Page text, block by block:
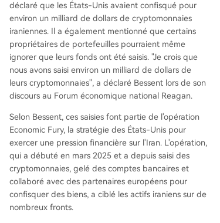
ne en ruine, avec des coupons alimentaires, des
coupures internet et des militaires impayés. Il a
également évoqué la difficulté des négociations
en raison d'une direction iranienne divisée, après
les attaques américaines et israéliennes contre d
es membres clés du régime. Ce montant de 1 mi
lliard de dollars dépasse largement les saisies pr
écédentes annoncées par le Trésor américain.
déclaré que les États-Unis avaient confisqué pour
environ un milliard de dollars de cryptomonnaies
iraniennes. Il a également mentionné que certains
propriétaires de portefeuilles pourraient même
ignorer que leurs fonds ont été saisis. "Je crois que
nous avons saisi environ un milliard de dollars de
leurs cryptomonnaies", a déclaré Bessent lors de son
discours au Forum économique national Reagan.
Selon Bessent, ces saisies font partie de l'opération
Economic Fury, la stratégie des États-Unis pour
exercer une pression financière sur l'Iran. L'opération,
qui a débuté en mars 2025 et a depuis saisi des
cryptomonnaies, gelé des comptes bancaires et
collaboré avec des partenaires européens pour
confisquer des biens, a ciblé les actifs iraniens sur de
nombreux fronts.